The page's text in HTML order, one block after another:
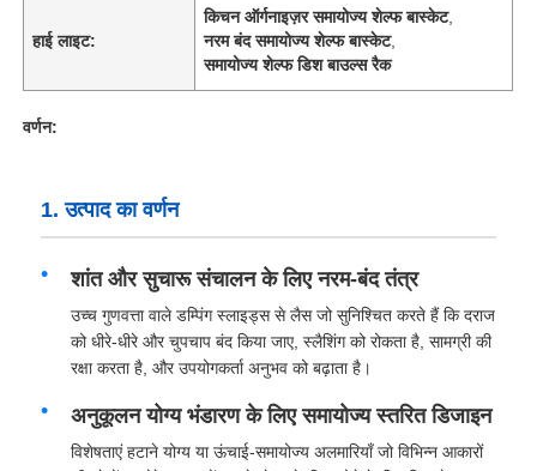
हाई लाइट:
किचन ऑर्गनाइज़र समायोज्य शेल्फ बास्केट,
नरम बंद समायोज्य शेल्फ बास्केट,
समायोज्य शेल्फ डिश बाउल्स रैक
वर्णन:
1. उत्पाद का वर्णन
शांत और सुचारू संचालन के लिए नरम-बंद तंत्र
उच्च गुणवत्ता वाले डम्पिंग स्लाइड्स से लैस जो सुनिश्चित करते हैं कि दराज
को धीरे-धीरे और चुपचाप बंद किया जाए, स्लैशिंग को रोकता है, सामग्री की
रक्षा करता है, और उपयोगकर्ता अनुभव को बढ़ाता है।
अनुकूलन योग्य भंडारण के लिए समायोज्य स्तरित डिजाइन
विशेषताएं हटाने योग्य या ऊंचाई-समायोज्य अलमारियाँ जो विभिन्न आकारों